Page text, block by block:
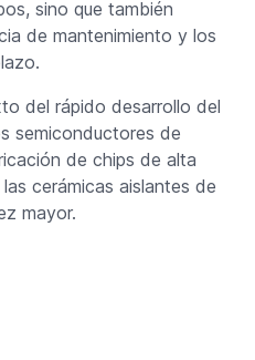
sino que también
de mantenimiento y los
del rápido desarrollo del
semiconductores de
de chips de alta
cerámicas aislantes de
mayor.